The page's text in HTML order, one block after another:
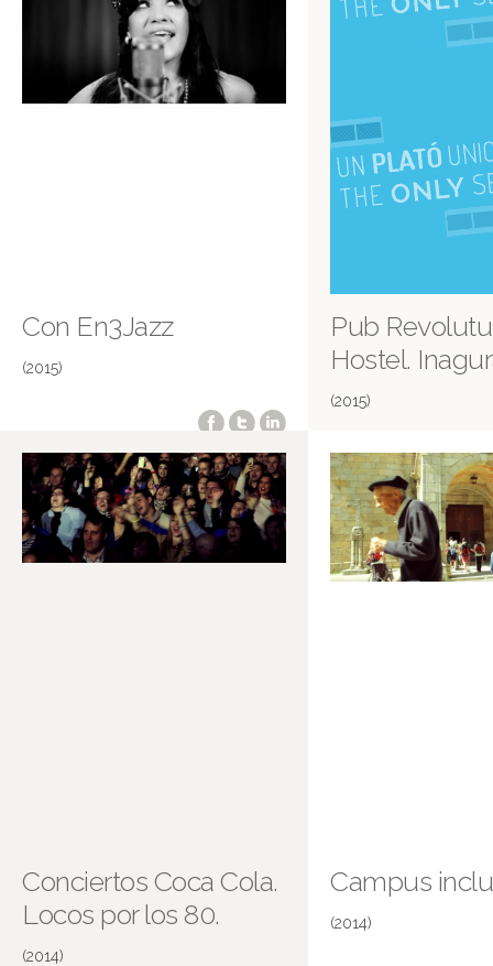
Con En3Jazz
(2015)
Pub
Hostel.
(2015)
Conciertos Coca Cola.
Locos por los 80.
(2014)
Campus
(2014)